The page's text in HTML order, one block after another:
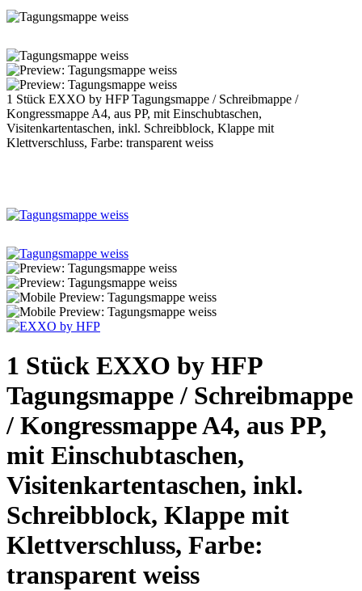
1 Stück EXXO by HFP Tagungsmappe / Schreibmappe /
Kongressmappe A4, aus PP, mit Einschubtaschen,
Visitenkartentaschen, inkl. Schreibblock, Klappe mit
Klettverschluss, Farbe: transparent weiss
1 Stück EXXO by HFP
Tagungsmappe / Schreibmappe
/ Kongressmappe A4, aus PP,
mit Einschubtaschen,
Visitenkartentaschen, inkl.
Schreibblock, Klappe mit
Klettverschluss, Farbe:
transparent weiss